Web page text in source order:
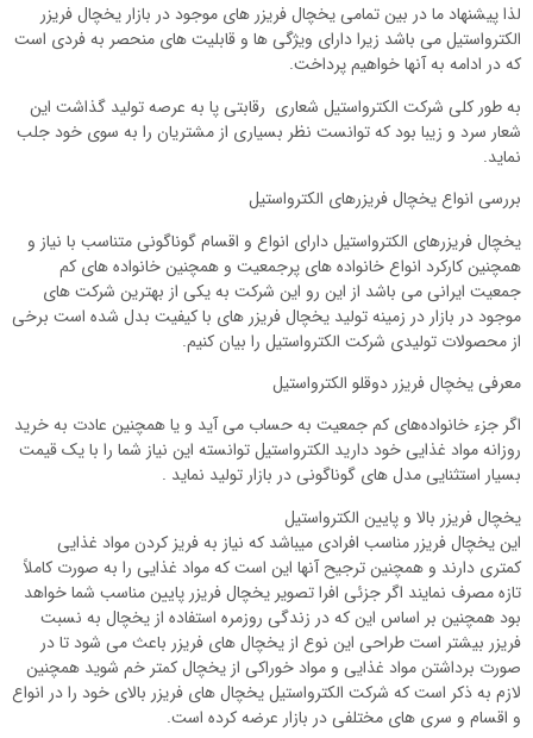
لذا پیشنهاد ما در بین تمامی یخچال فریزر های موجود در بازار یخچال فریزر
الکترواستیل می باشد زیرا دارای ویژگی ها و قابلیت های منحصر به فردی است
که در ادامه به آنها خواهیم پرداخت.
به طور کلی شرکت الکترواستیل شعاری رقابتی پا به عرصه تولید گذاشت این
شعار سرد و زیبا بود که توانست نظر بسیاری از مشتریان را به سوی خود جلب
نماید.
بررسی انواع یخچال فریزرهای الکترواستیل
یخچال فریزرهای الکترواستیل دارای انواع و اقسام گوناگونی متناسب با نیاز و
همچنین کارکرد انواع خانواده های پرجمعیت و همچنین خانواده های کم
جمعیت ایرانی می باشد از این رو این شرکت به یکی از بهترین شرکت های
موجود در بازار در زمینه تولید یخچال فریزر های با کیفیت بدل شده است برخی
از محصولات تولیدی شرکت الکترواستیل را بیان کنیم.
معرفی یخچال فریزر دوقلو الکترواستیل
اگر جزء خانواده‌های کم جمعیت به حساب می آید و یا همچنین عادت به خرید
روزانه مواد غذایی خود دارید الکترواستیل توانسته این نیاز شما را با یک قیمت
بسیار استثنایی مدل های گوناگونی در بازار تولید نماید .
یخچال فریزر بالا و پایین الکترواستیل
این یخچال فریزر مناسب افرادی میباشد که نیاز به فریز کردن مواد غذایی
کمتری دارند و همچنین ترجیح آنها این است که مواد غذایی را به صورت کاملاً
تازه مصرف نمایند اگر جزئی افرا تصویر یخچال فریزر پایین مناسب شما خواهد
بود همچنین بر اساس این که در زندگی روزمره استفاده از یخچال به نسبت
فریزر بیشتر است طراحی این نوع از یخچال های فریزر باعث می شود تا در
صورت برداشتن مواد غذایی و مواد خوراکی از یخچال کمتر خم شوید همچنین
لازم به ذکر است که شرکت الکترواستیل یخچال های فریزر بالای خود را در انواع
و اقسام و سری های مختلفی در بازار عرضه کرده است.